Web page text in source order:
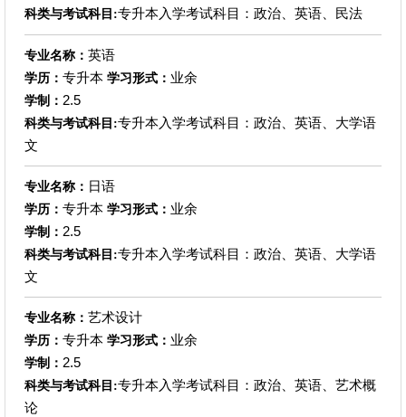
科类与考试科目:专升本入学考试科目：政治、英语、民法
专业名称： 英语
学历： 专升本 学习形式： 业余
学制： 2.5
科类与考试科目:专升本入学考试科目：政治、英语、大学语
文
专业名称： 日语
学历： 专升本 学习形式： 业余
学制： 2.5
科类与考试科目:专升本入学考试科目：政治、英语、大学语
文
专业名称： 艺术设计
学历： 专升本 学习形式： 业余
学制： 2.5
科类与考试科目:专升本入学考试科目：政治、英语、艺术概
论